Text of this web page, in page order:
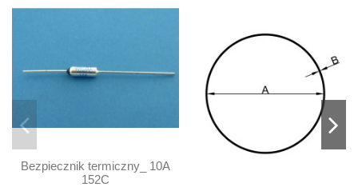
Bezpiecznik termiczny_ 10A
152C